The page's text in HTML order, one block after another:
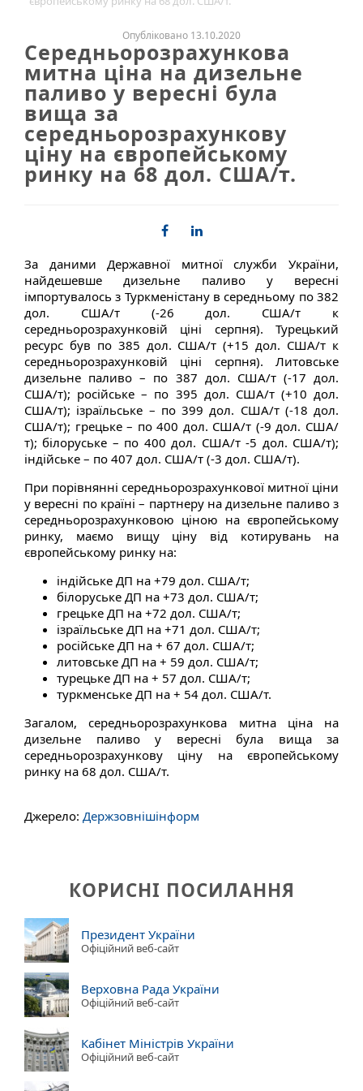
Опубліковано 13.10.2020
Середньорозрахункова
митна ціна на дизельне
паливо у вересні була
вища за
середньорозрахункову
ціну на європейському
ринку на 68 дол. США/т.
За даними Державної митної служби України,
найдешевше дизельне паливо у вересні
імпортувалось з Туркменістану в середньому по 382
дол. США/т (-26 дол. США/т к
середньорозрахунковій ціні серпня). Турецький
ресурс був по 385 дол. США/т (+15 дол. США/т к
середньорозрахунковій ціні серпня). Литовське
дизельне паливо – по 387 дол. США/т (-17 дол.
США/т); російське – по 395 дол. США/т (+10 дол.
США/т); ізраїльське – по 399 дол. США/т (-18 дол.
США/т); грецьке – по 400 дол. США/т (-9 дол. США/
т); білоруське – по 400 дол. США/т -5 дол. США/т);
індійське – по 407 дол. США/т (-3 дол. США/т).
При порівнянні середньорозрахункової митної ціни
у вересні по країні – партнеру на дизельне паливо з
середньорозрахунковою ціною на європейському
ринку, маємо вищу ціну від котирувань на
європейському ринку на:
індійське ДП на +79 дол. США/т;
білоруське ДП на +73 дол. США/т;
грецьке ДП на +72 дол. США/т;
ізраїльське ДП на +71 дол. США/т;
російське ДП на + 67 дол. США/т;
литовське ДП на + 59 дол. США/т;
турецьке ДП на + 57 дол. США/т;
туркменське ДП на + 54 дол. США/т.
Загалом, середньорозрахункова митна ціна на
дизельне паливо у вересні була вища за
середньорозрахункову ціну на європейському
ринку на 68 дол. США/т.
Джерело: Держзовнішінформ
КОРИСНІ ПОСИЛАННЯ
Президент України
Офіційний веб-сайт
Верховна Рада України
Офіційний веб-сайт
Кабінет Міністрів України
Офіційний веб-сайт